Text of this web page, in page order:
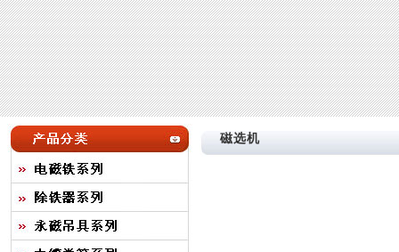
磁选机